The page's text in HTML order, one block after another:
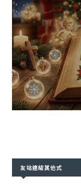
友站連結其他式